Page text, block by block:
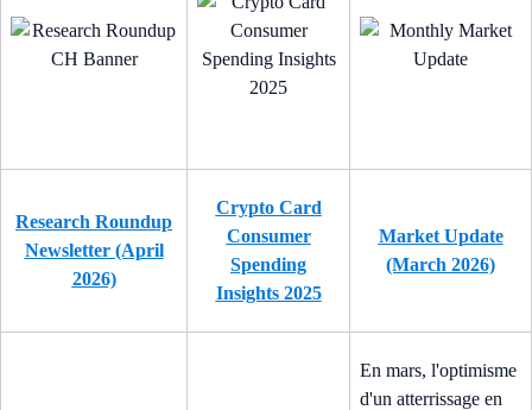
Research Roundup
Newsletter (April
2026)
Crypto Card
Consumer
Spending
Insights 2025
Market Update
(March 2026)
En mars, l'optimisme
d'un atterrissage en